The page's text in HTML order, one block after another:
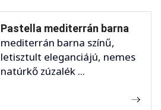
Pastella mediterrán barna
mediterrán barna színű,
letisztult eleganciájú, nemes
natúrkő zúzalék ...